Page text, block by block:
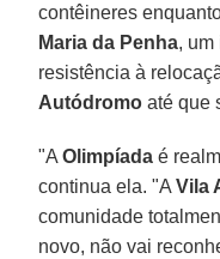
contêineres
Maria da Penha, um
resistência à
Autódromo até que
"AOlimpíada é
continua ela. "AVila
comunidade
novo, não vai